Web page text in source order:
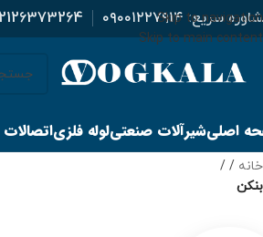
Skip to navigation
Skip to main content
سریع:۰۹۰۰۱۲۲۷۹۱۴
اصلیشیرآلات صنعتیلوله فلزی
خانه /
بنکن